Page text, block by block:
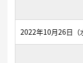
2022年10月26日（